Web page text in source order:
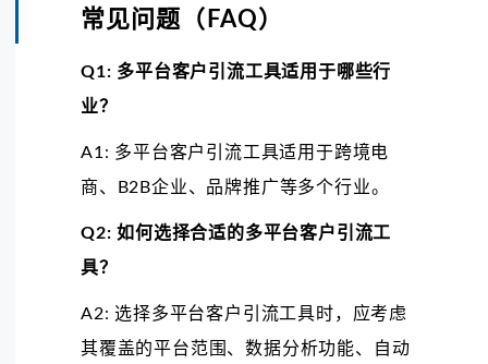
常见问题（FAQ）
Q1: 多平台客户引流工具适用于哪些行
业？
A1: 多平台客户引流工具适用于跨境电
商、B2B企业、品牌推广等多个行业。
Q2: 如何选择合适的多平台客户引流工
具？
A2: 选择多平台客户引流工具时，应考虑
其覆盖的平台范围、数据分析功能、自动